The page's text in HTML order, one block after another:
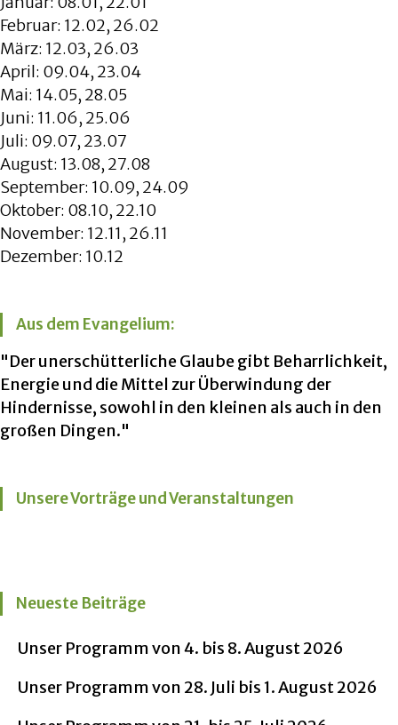
Februar: 12.02, 26.02
März: 12.03, 26.03
April: 09.04, 23.04
Mai: 14.05, 28.05
Juni: 11.06, 25.06
Juli: 09.07, 23.07
August: 13.08, 27.08
September: 10.09, 24.09
Oktober: 08.10, 22.10
November: 12.11, 26.11
Dezember: 10.12
Aus dem Evangelium:
"Der unerschütterliche Glaube gibt Beharrlichkeit,
Energie und die Mittel zur Überwindung der
Hindernisse, sowohl in den kleinen als auch in den
großen Dingen."
Unsere Vorträge und Veranstaltungen
Neueste Beiträge
Unser Programm von 4. bis 8. August 2026
Unser Programm von 28. Juli bis 1. August 2026